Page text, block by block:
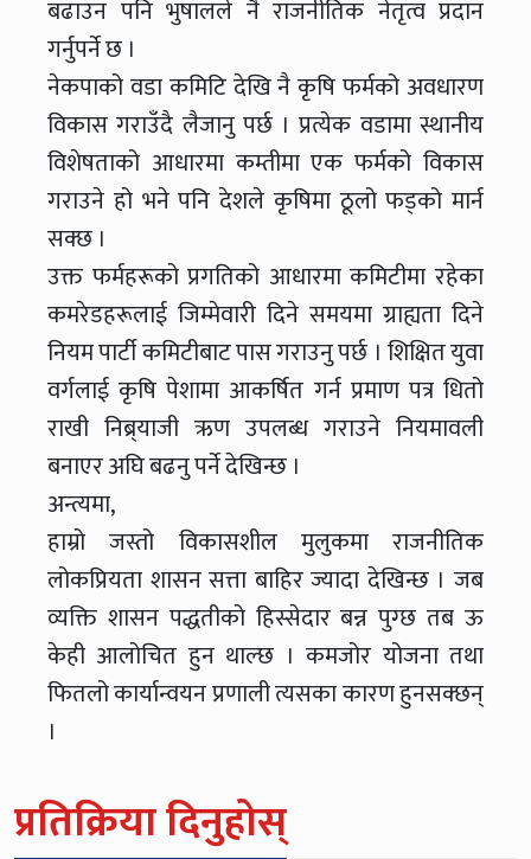
बढाउन पनि भुषालले नै राजनीतिक नेतृत्व प्रदान
गर्नुपर्ने छ ।
नेकपाको वडा कमिटि देखि नै कृषि फर्मको अवधारण
विकास गराउँदै लैजानु पर्छ । प्रत्येक वडामा स्थानीय
विशेषताको आधारमा कम्तीमा एक फर्मको विकास
गराउने हो भने पनि देशले कृषिमा ठूलो फड्को मार्न
सक्छ ।
उक्त फर्महरूको प्रगतिको आधारमा कमिटीमा रहेका
कमरेडहरूलाई जिम्मेवारी दिने समयमा ग्राह्यता दिने
नियम पार्टी कमिटीबाट पास गराउनु पर्छ । शिक्षित युवा
वर्गलाई कृषि पेशामा आकर्षित गर्न प्रमाण पत्र धितो
राखी निब्र्याजी ऋण उपलब्ध गराउने नियमावली
बनाएर अघि बढनु पर्ने देखिन्छ ।
अन्त्यमा,
हाम्रो जस्तो विकासशील मुलुकमा राजनीतिक
लोकप्रियता शासन सत्ता बाहिर ज्यादा देखिन्छ । जब
व्यक्ति शासन पद्धतीको हिस्सेदार बन्न पुग्छ तब ऊ
केही आलोचित हुन थाल्छ । कमजोर योजना तथा
फितलो कार्यान्वयन प्रणाली त्यसका कारण हुनसक्छन्
।
प्रतिक्रिया दिनुहोस्